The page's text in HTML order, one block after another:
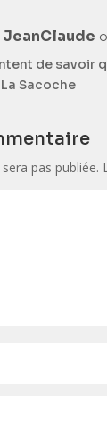
de savoir
Sacoche
pas publiée.